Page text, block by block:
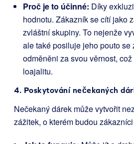
Proč je to účinné: Díky
hodnotu. Zákazník se cítí jako
zvláštní skupiny. To nejenže
ale také posiluje jeho pouto se
odměněni za svou věrnost,
loajalitu.
4. Poskytování nečekaných
Nečekaný dárek může vytvořit
zážitek, o kterém budou